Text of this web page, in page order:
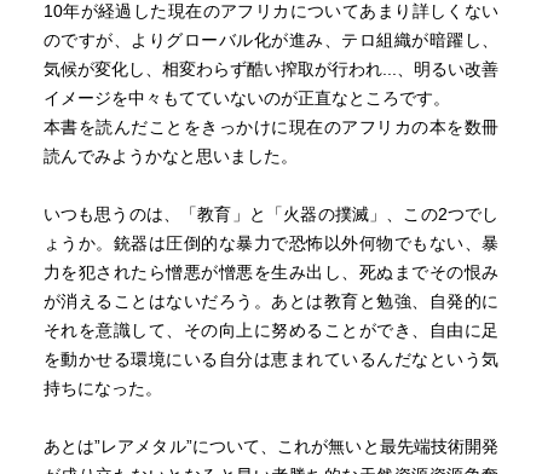
10年が経過した現在のアフリカについてあまり詳しくない
のですが、よりグローバル化が進み、テロ組織が暗躍し、
気候が変化し、相変わらず酷い搾取が行われ...、明るい改善
イメージを中々もてていないのが正直なところです。
本書を読んだことをきっかけに現在のアフリカの本を数冊
読んでみようかなと思いました。
いつも思うのは、「教育」と「火器の撲滅」、この2つでし
ょうか。銃器は圧倒的な暴力で恐怖以外何物でもない、暴
力を犯されたら憎悪が憎悪を生み出し、死ぬまでその恨み
が消えることはないだろう。あとは教育と勉強、自発的に
それを意識して、その向上に努めることができ、自由に足
を動かせる環境にいる自分は恵まれているんだなという気
持ちになった。
あとは”レアメタル”について、これが無いと最先端技術開発